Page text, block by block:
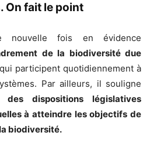
On fait le point
nouvelle fois en évidence
de la biodiversité due
qui participent quotidiennement à
Par ailleurs, il souligne
des dispositions législatives
à atteindre les objectifs de
biodiversité.